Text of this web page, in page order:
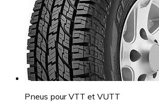
Pneus pour VTT et VUTT